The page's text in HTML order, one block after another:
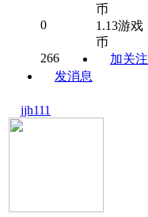
币
0
1.13游戏
币
266
加关注
发消息
jjh111